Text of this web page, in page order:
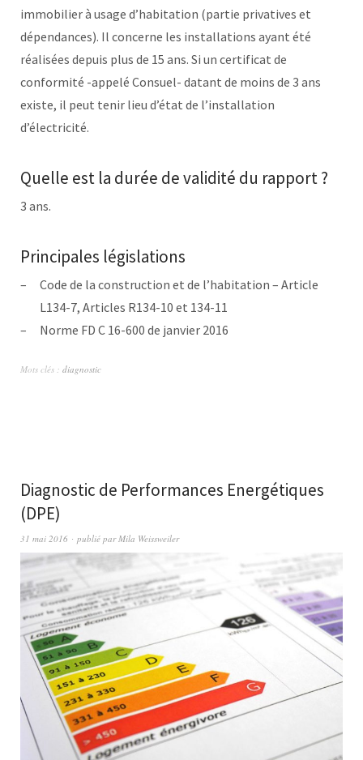
immobilier à usage d’habitation (partie privatives et
dépendances). Il concerne les installations ayant été
réalisées depuis plus de 15 ans. Si un certificat de
conformité -appelé Consuel- datant de moins de 3 ans
existe, il peut tenir lieu d’état de l’installation
d’électricité.
Quelle est la durée de validité du rapport ?
3 ans.
Principales législations
Code de la construction et de l’habitation – Article
L134-7, Articles R134-10 et 134-11
Norme FD C 16-600 de janvier 2016
Mots clés : diagnostic
Diagnostic de Performances Energétiques
(DPE)
31 mai 2016 publié par Mila Weissweiler